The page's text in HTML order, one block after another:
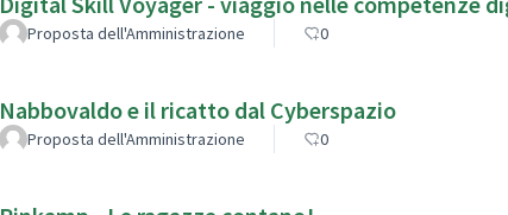
Proposta dell'Amministrazione 0
Nabbovaldo e il ricatto dal Cyberspazio
Proposta dell'Amministrazione 0